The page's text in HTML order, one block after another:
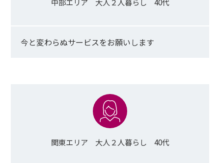
今と変わらぬサービスをお願いします
関東エリア 大人２人暮らし 40代